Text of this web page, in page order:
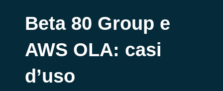
Beta 80 Group e
AWS OLA: casi
d’uso